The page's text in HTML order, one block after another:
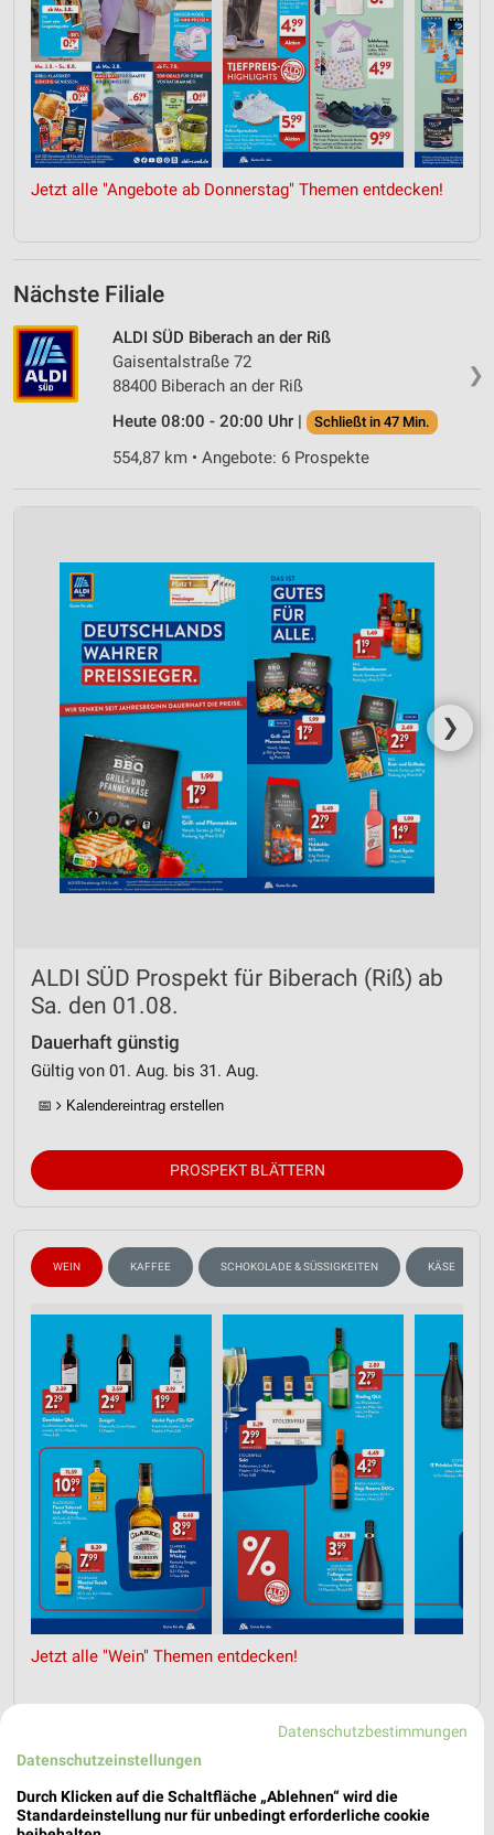
Jetzt alle "Angebote ab Donnerstag" Themen entdecken!
Nächste Filiale
❯
ALDI SÜD Biberach an der Riß
Gaisentalstraße 72
88400 Biberach an der Riß
Heute 08:00 - 20:00 Uhr |
Schließt in 47 Min.
554,87 km • Angebote: 6 Prospekte
❯
ALDI SÜD Prospekt für Biberach (Riß) ab
Sa. den 01.08.
Dauerhaft günstig
Gültig von 01. Aug. bis 31. Aug.
📅 Kalendereintrag erstellen
PROSPEKT BLÄTTERN
WEIN KAFFEE SCHOKOLADE & SÜSSIGKEITEN KÄSE
Jetzt alle "Wein" Themen entdecken!
Nächste Filiale
ALDI SÜD Biberach an der Riß
Gaisentalstraße 72
Datenschutzbestimmungen
Datenschutzeinstellungen
Durch Klicken auf die Schaltfläche „Ablehnen“ wird die
Standardeinstellung nur für unbedingt erforderliche cookie